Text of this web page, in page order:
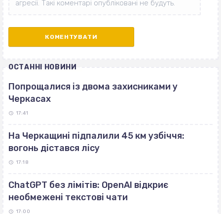
ОСТАННІ НОВИНИ
Попрощалися із двома захисниками у
Черкасах
17:41
На Черкащині підпалили 45 км узбіччя:
вогонь дістався лісу
17:18
ChatGPT без лімітів: OpenAI відкриє
необмежені текстові чати
17:00